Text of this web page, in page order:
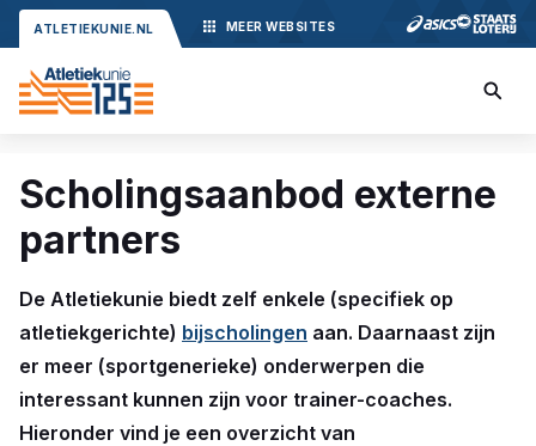
ATLETIEKUNIE.NL MEER WEBSITES
Scholingsaanbod externe
partners
De Atletiekunie biedt zelf enkele (specifiek op
atletiekgerichte) bijscholingen aan. Daarnaast zijn
er meer (sportgenerieke) onderwerpen die
interessant kunnen zijn voor trainer-coaches.
Hieronder vind je een overzicht van